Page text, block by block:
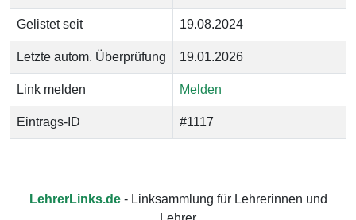
Gelistet seit 19.08.2024
Letzte autom. Überprüfung 19.01.2026
Link melden Melden
Eintrags-ID #1117
LehrerLinks.de- Linksammlung für Lehrerinnen und